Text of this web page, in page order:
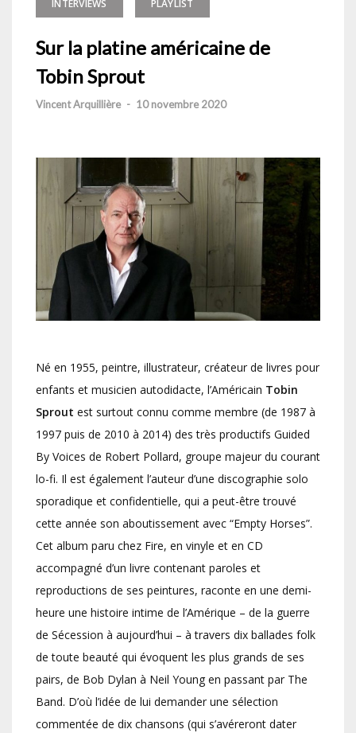
INTERVIEWS PLAYLIST
Sur la platine américaine de
Tobin Sprout
Vincent Arquillière - 10 novembre 2020
Né en 1955, peintre, illustrateur, créateur de livres pour
enfants et musicien autodidacte, l’Américain Tobin
Sprout est surtout connu comme membre (de 1987 à
1997 puis de 2010 à 2014) des très productifs Guided
By Voices de Robert Pollard, groupe majeur du courant
lo-fi. Il est également l’auteur d’une discographie solo
sporadique et confidentielle, qui a peut-être trouvé
cette année son aboutissement avec “Empty Horses”.
Cet album paru chez Fire, en vinyle et en CD
accompagné d’un livre contenant paroles et
reproductions de ses peintures, raconte en une demi-
heure une histoire intime de l’Amérique – de la guerre
de Sécession à aujourd’hui – à travers dix ballades folk
de toute beauté qui évoquent les plus grands de ses
pairs, de Bob Dylan à Neil Young en passant par The
Band. D’où l’idée de lui demander une sélection
commentée de dix chansons (qui s’avéreront dater